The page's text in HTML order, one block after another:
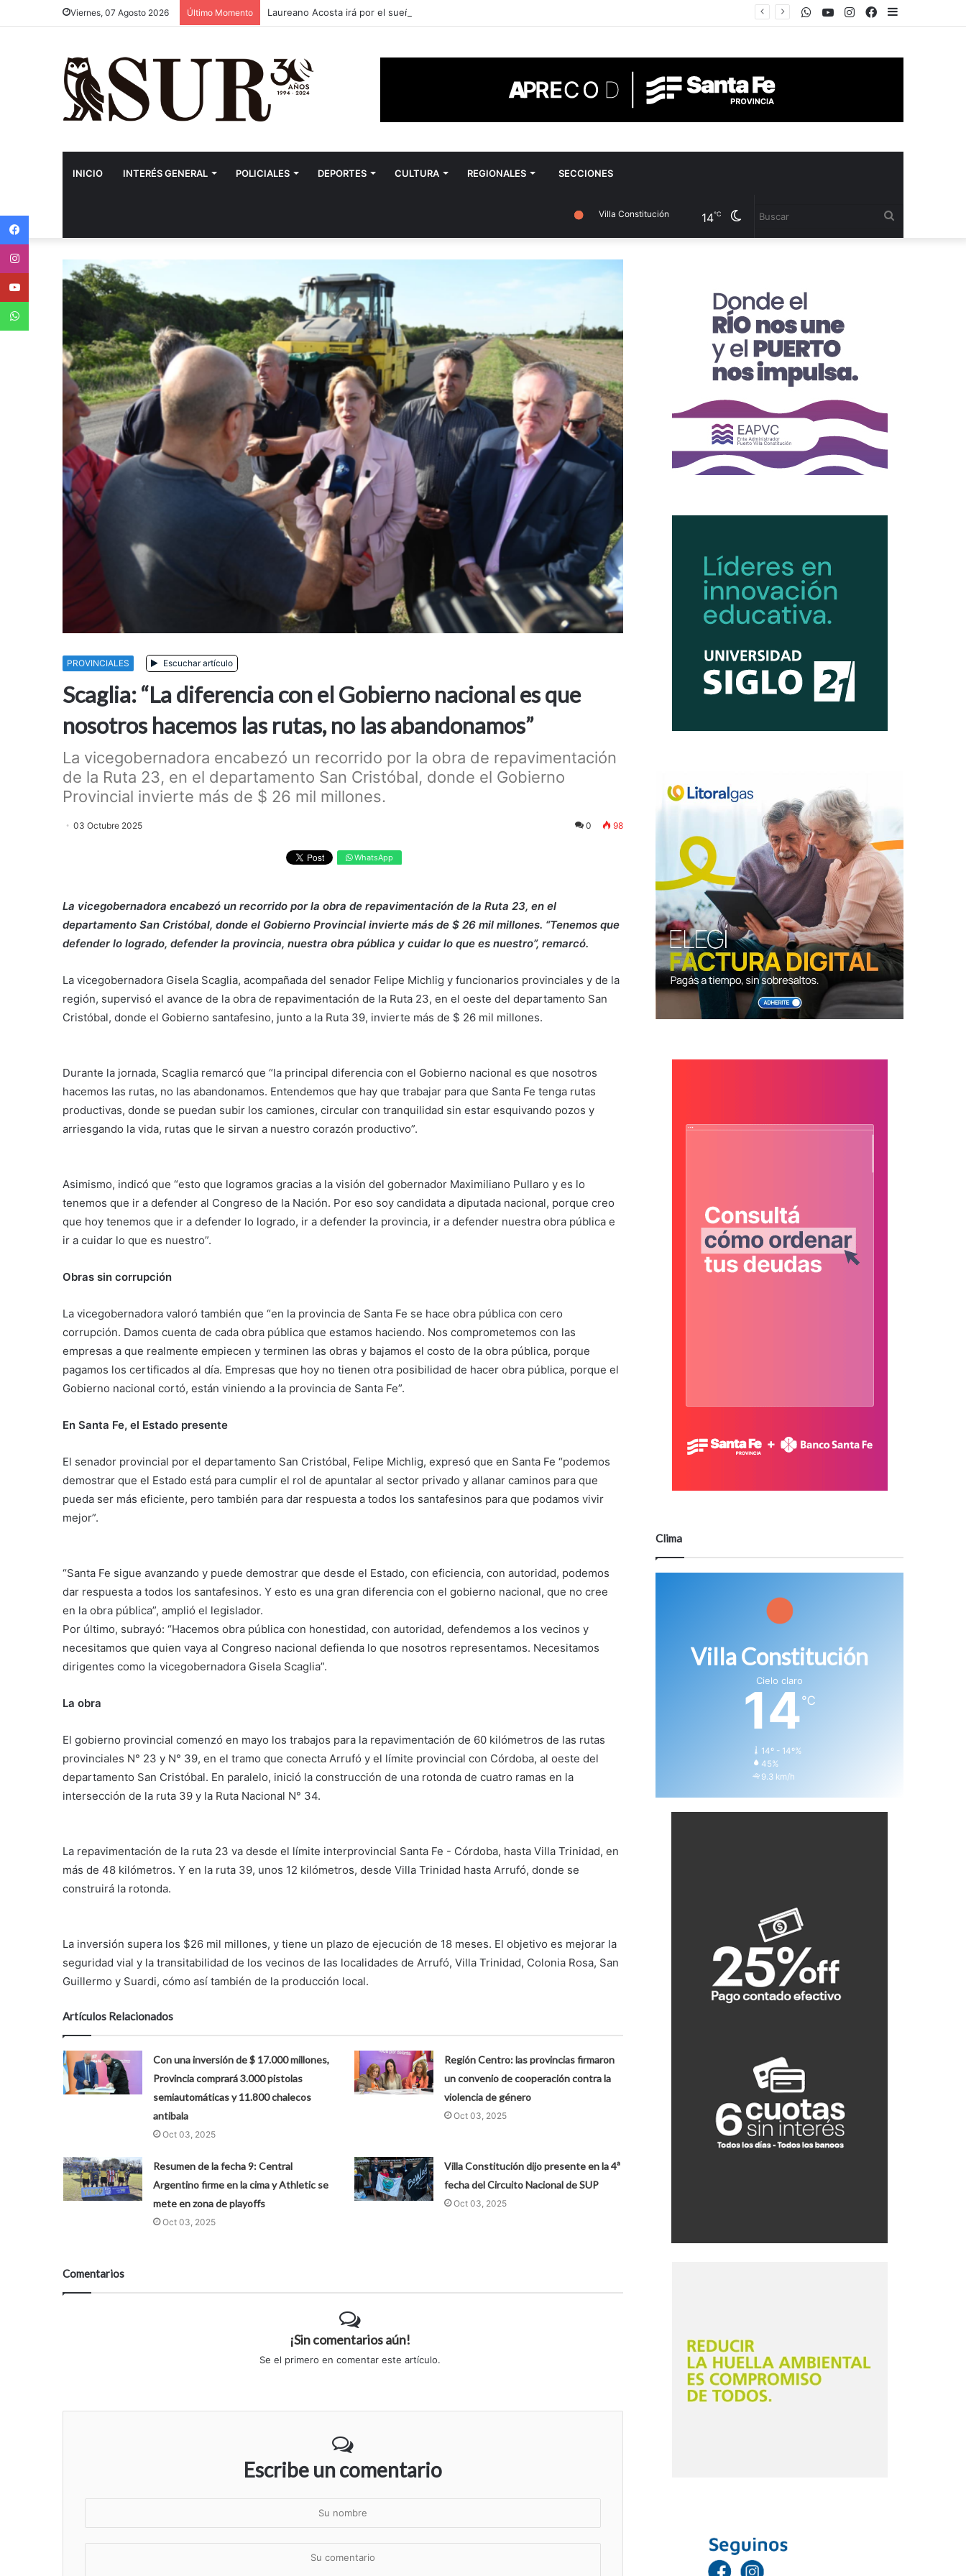
Viernes, 07 Agosto 2026 Último Momento Laureano Acosta irá por el sueño de llegar al Nacional Facebook
Instagram
Youtube
WhatsApp
INICIO INTERÉS GENERAL POLICIALES DEPORTES CULTURA REGIONALES SECCIONES
Cambiar
Villa Constitución 14℃
PROVINCIALES Escuchar artículo
Scaglia: “La diferencia con el Gobierno nacional es que
nosotros hacemos las rutas, no las abandonamos”
La vicegobernadora encabezó un recorrido por la obra de repavimentación
de la Ruta 23, en el departamento San Cristóbal, donde el Gobierno
Provincial invierte más de $ 26 mil millones.
03 Octubre 2025 0 98
WhatsApp
La vicegobernadora encabezó un recorrido por la obra de repavimentación de la Ruta 23, en el
departamento San Cristóbal, donde el Gobierno Provincial invierte más de $ 26 mil millones. “Tenemos que
defender lo logrado, defender la provincia, nuestra obra pública y cuidar lo que es nuestro”, remarcó.
La vicegobernadora Gisela Scaglia, acompañada del senador Felipe Michlig y funcionarios provinciales y de la
región, supervisó el avance de la obra de repavimentación de la Ruta 23, en el oeste del departamento San
Cristóbal, donde el Gobierno santafesino, junto a la Ruta 39, invierte más de $ 26 mil millones.
Durante la jornada, Scaglia remarcó que “la principal diferencia con el Gobierno nacional es que nosotros
hacemos las rutas, no las abandonamos. Entendemos que hay que trabajar para que Santa Fe tenga rutas
productivas, donde se puedan subir los camiones, circular con tranquilidad sin estar esquivando pozos y
arriesgando la vida, rutas que le sirvan a nuestro corazón productivo”.
Asimismo, indicó que “esto que logramos gracias a la visión del gobernador Maximiliano Pullaro y es lo
tenemos que ir a defender al Congreso de la Nación. Por eso soy candidata a diputada nacional, porque creo
que hoy tenemos que ir a defender lo logrado, ir a defender la provincia, ir a defender nuestra obra pública e
ir a cuidar lo que es nuestro”.
Obras sin corrupción
La vicegobernadora valoró también que “en la provincia de Santa Fe se hace obra pública con cero
corrupción. Damos cuenta de cada obra pública que estamos haciendo. Nos comprometemos con las
empresas a que realmente empiecen y terminen las obras y bajamos el costo de la obra pública, porque
pagamos los certificados al día. Empresas que hoy no tienen otra posibilidad de hacer obra pública, porque el
Gobierno nacional cortó, están viniendo a la provincia de Santa Fe”.
En Santa Fe, el Estado presente
El senador provincial por el departamento San Cristóbal, Felipe Michlig, expresó que en Santa Fe “podemos
demostrar que el Estado está para cumplir el rol de apuntalar al sector privado y allanar caminos para que
pueda ser más eficiente, pero también para dar respuesta a todos los santafesinos para que podamos vivir
mejor”.
“Santa Fe sigue avanzando y puede demostrar que desde el Estado, con eficiencia, con autoridad, podemos
dar respuesta a todos los santafesinos. Y esto es una gran diferencia con el gobierno nacional, que no cree
en la obra pública”, amplió el legislador.
Por último, subrayó: “Hacemos obra pública con honestidad, con autoridad, defendemos a los vecinos y
necesitamos que quien vaya al Congreso nacional defienda lo que nosotros representamos. Necesitamos
dirigentes como la vicegobernadora Gisela Scaglia”.
La obra
El gobierno provincial comenzó en mayo los trabajos para la repavimentación de 60 kilómetros de las rutas
provinciales N° 23 y N° 39, en el tramo que conecta Arrufó y el límite provincial con Córdoba, al oeste del
departamento San Cristóbal. En paralelo, inició la construcción de una rotonda de cuatro ramas en la
intersección de la ruta 39 y la Ruta Nacional N° 34.
La repavimentación de la ruta 23 va desde el límite interprovincial Santa Fe - Córdoba, hasta Villa Trinidad, en
más de 48 kilómetros. Y en la ruta 39, unos 12 kilómetros, desde Villa Trinidad hasta Arrufó, donde se
construirá la rotonda.
La inversión supera los $26 mil millones, y tiene un plazo de ejecución de 18 meses. El objetivo es mejorar la
seguridad vial y la transitabilidad de los vecinos de las localidades de Arrufó, Villa Trinidad, Colonia Rosa, San
Guillermo y Suardi, cómo así también de la producción local.
Artículos Relacionados
Con una inversión de $ 17.000 millones,
Provincia comprará 3.000 pistolas
semiautomáticas y 11.800 chalecos
antibala
Oct 03, 2025
Región Centro: las provincias firmaron
un convenio de cooperación contra la
violencia de género
Oct 03, 2025
Resumen de la fecha 9: Central
Argentino firme en la cima y Athletic se
mete en zona de playoffs
Oct 03, 2025
Villa Constitución dijo presente en la 4ª
fecha del Circuito Nacional de SUP
Oct 03, 2025
Comentarios
¡Sin comentarios aún!
Se el primero en comentar este artículo.
Escribe un comentario
Clima
Villa Constitución
Cielo claro
14℃
14º - 14º%
45%
9.3 km/h
WhatsApp